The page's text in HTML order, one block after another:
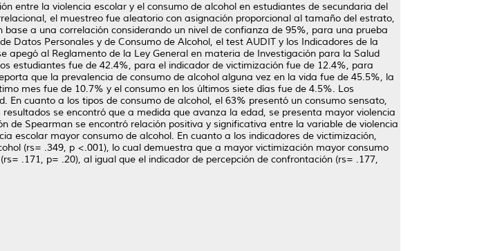
entre la violencia escolar y el consumo de alcohol en estudiantes de secundaria del
el muestreo fue aleatorio con asignación proporcional al tamaño del estrato,
a una correlación considerando un nivel de confianza de 95%, para una prueba
Datos Personales y de Consumo de Alcohol, el test AUDIT y los Indicadores de la
apegó al Reglamento de la Ley General en materia de Investigación para la Salud
estudiantes fue de 42.4%, para el indicador de victimización fue de 12.4%, para
que la prevalencia de consumo de alcohol alguna vez en la vida fue de 45.5%, la
mes fue de 10.7% y el consumo en los últimos siete días fue de 4.5%. Los
cuanto a los tipos de consumo de alcohol, el 63% presentó un consumo sensato,
se encontró que a medida que avanza la edad, se presenta mayor violencia
de Spearman se encontró relación positiva y significativa entre la variable de violencia
escolar mayor consumo de alcohol. En cuanto a los indicadores de victimización,
(rs= .349, p <.001), lo cual demuestra que a mayor victimización mayor consumo
.171, p= .20), al igual que el indicador de percepción de confrontación (rs= .177,